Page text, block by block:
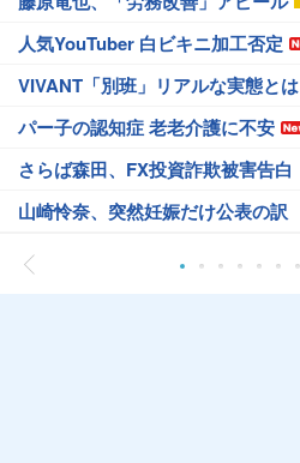
人気YouTuber 白ビキニ加工否定
VIVANT「別班」リアルな実態とは
パー子の認知症 老老介護に不安
さらば森田、FX投資詐欺被害告白
山崎怜奈、突然妊娠だけ公表の訳